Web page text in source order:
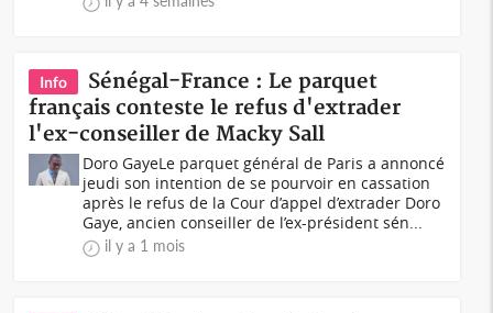
Info
Sénégal-France : Le parquet
français conteste le refus d'extrader
l'ex-conseiller de Macky Sall
Doro GayeLe parquet général de Paris a annoncé
jeudi son intention de se pourvoir en cassation
après le refus de la Cour d’appel d’extrader Doro
Gaye, ancien conseiller de l’ex-président sén...
il y a 1 mois